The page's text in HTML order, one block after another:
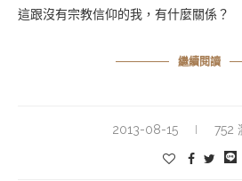
這跟沒有宗教信仰的我，有什麼關係？
繼續閱讀
2013-08-15 752